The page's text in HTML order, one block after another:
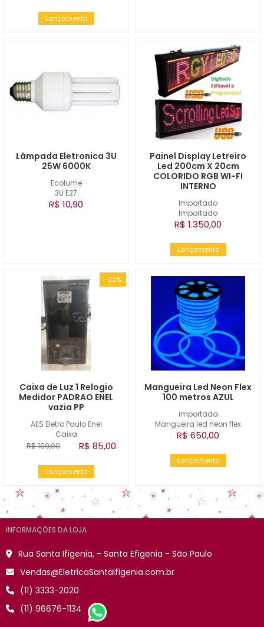
Lançamento
Ecolume
3U E27
Lâmpada Eletronica 3U
25W 6000K
R$ 10,90
Importado
Importado
Painel Display Letreiro
Led 200cm X 20cm
COLORIDO RGB WI-FI
INTERNO
R$ 1.350,00
Lançamento
-22%
AES Eletro Paulo Enel
Caixa
Caixa de Luz 1 Relogio
Medidor PADRAO ENEL
vazia PP
R$ 109,00 R$ 85,00
Lançamento
importada
Mangueira led neon flex
Mangueira Led Neon Flex
100 metros AZUL
R$ 650,00
Lançamento
INFORMAÇÕES DA LOJA
Rua Santa Ifigenia, - Santa Efigenia - São Paulo
Vendas@EletricaSantaIfigenia.com.br
(11) 3333-2020
(11) 96676-1134